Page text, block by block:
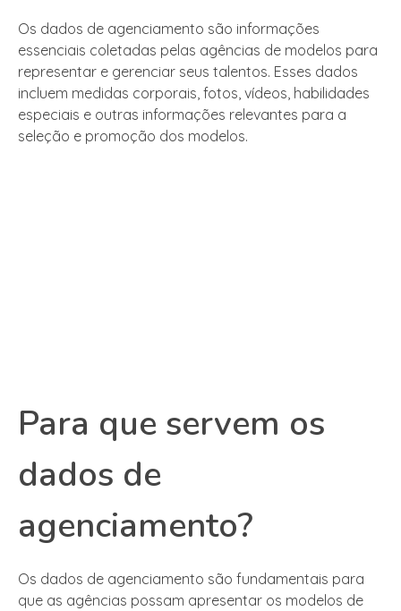
Os dados de agenciamento são informações
essenciais coletadas pelas agências de modelos para
representar e gerenciar seus talentos. Esses dados
incluem medidas corporais, fotos, vídeos, habilidades
especiais e outras informações relevantes para a
seleção e promoção dos modelos.
Para que servem os
dados de
agenciamento?
Os dados de agenciamento são fundamentais para
que as agências possam apresentar os modelos de